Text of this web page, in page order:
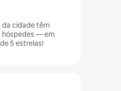
da cidade têm
hóspedes — em
5 estrelas!